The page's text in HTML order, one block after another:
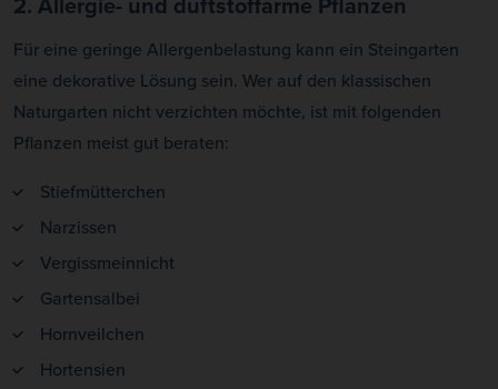
2. Allergie- und duftstoffarme Pflanzen
Für eine geringe Allergenbelastung kann ein Steingarten
eine dekorative Lösung sein. Wer auf den klassischen
Naturgarten nicht verzichten möchte, ist mit folgenden
Pflanzen meist gut beraten:
Stiefmütterchen
Narzissen
Vergissmeinnicht
Gartensalbei
Hornveilchen
Hortensien